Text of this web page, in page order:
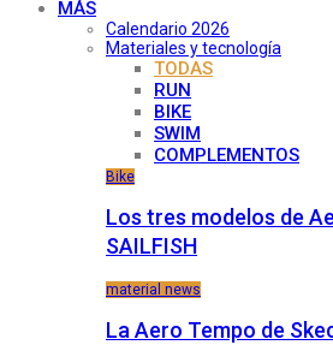
MÁS
Calendario 2026
Materiales y tecnología
TODAS
RUN
BIKE
SWIM
COMPLEMENTOS
Bike
Los tres modelos de
SAILFISH
material news
La Aero Tempo de